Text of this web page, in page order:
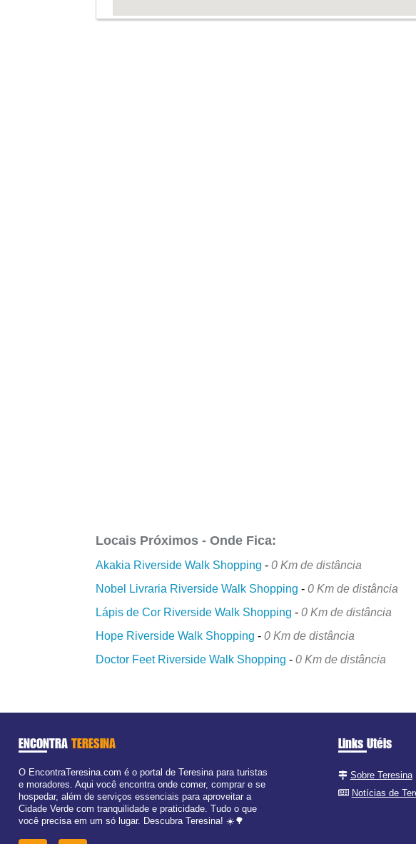
Locais Próximos - Onde Fica:
Akakia Riverside Walk Shopping -0 Km de distância
Nobel Livraria Riverside Walk Shopping -0 Km de distância
Lápis de Cor Riverside Walk Shopping -0 Km de distância
Hope Riverside Walk Shopping -0 Km de distância
Doctor Feet Riverside Walk Shopping -0 Km de distância
ENCONTRA TERESINA
O EncontraTeresina.com é o portal de Teresina para turistas
e moradores. Aqui você encontra onde comer, comprar e se
hospedar, além de serviços essenciais para aproveitar a
Cidade Verde com tranquilidade e praticidade. Tudo o que
você precisa em um só lugar. Descubra Teresina! ☀️🌳
Links Utéis
Sobre Teresina
Notícias de